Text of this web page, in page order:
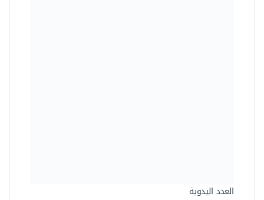
العدد اليدوية